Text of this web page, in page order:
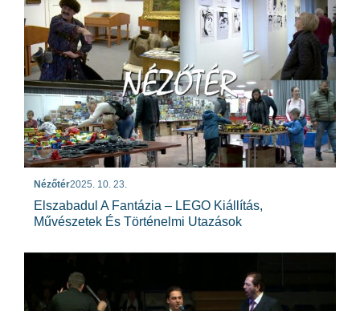
Nézőtér2025. 10. 23.
Elszabadul A Fantázia – LEGO Kiállítás,
Művészetek És Történelmi Utazások